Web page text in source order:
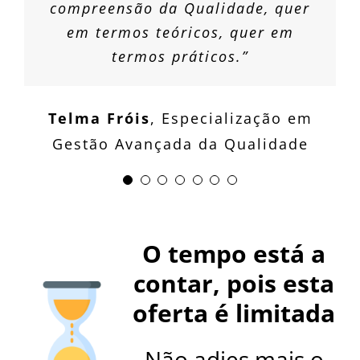
compreensão da Qualidade, quer
em termos teóricos, quer em
termos práticos.”
Telma Fróis, Especialização em
Gestão Avançada da Qualidade
Cláudia Henriques
Especialização
em Gestão Comercial e Marketing
Joana Ribeiro
Especialização em
Gestão de Recursos Humanos
Turismo e Gestão Hoteleira
O tempo está a
contar, pois esta
oferta é limitada